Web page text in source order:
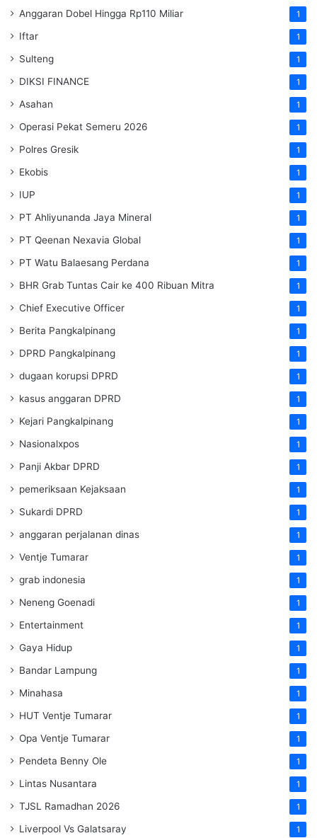
Anggaran Dobel Hingga Rp110 Miliar 1
Iftar 1
Sulteng 1
DIKSI FINANCE 1
Asahan 1
Operasi Pekat Semeru 2026 1
Polres Gresik 1
Ekobis 1
IUP 1
PT Ahliyunanda Jaya Mineral 1
PT Qeenan Nexavia Global 1
PT Watu Balaesang Perdana 1
BHR Grab Tuntas Cair ke 400 Ribuan Mitra 1
Chief Executive Officer 1
Berita Pangkalpinang 1
DPRD Pangkalpinang 1
dugaan korupsi DPRD 1
kasus anggaran DPRD 1
Kejari Pangkalpinang 1
Nasionalxpos 1
Panji Akbar DPRD 1
pemeriksaan Kejaksaan 1
Sukardi DPRD 1
anggaran perjalanan dinas 1
Ventje Tumarar 1
grab indonesia 1
Neneng Goenadi 1
Entertainment 1
Gaya Hidup 1
Bandar Lampung 1
Minahasa 1
HUT Ventje Tumarar 1
Opa Ventje Tumarar 1
Pendeta Benny Ole 1
Lintas Nusantara 1
TJSL Ramadhan 2026 1
Liverpool Vs Galatsaray 1